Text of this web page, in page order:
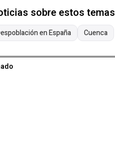
sobre estos temas
en España Cuenca